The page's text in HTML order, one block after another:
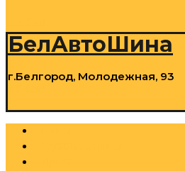
БелАвтоШина
г.Белгород, Молодежная, 93